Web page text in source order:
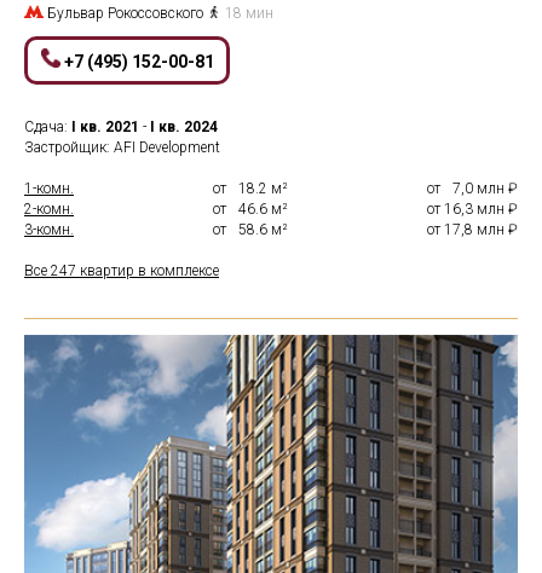
Бульвар Рокоссовского 18 мин
+7 (495) 152-00-81
Сдача: I кв. 2021 - I кв. 2024
Застройщик: AFI Development
1-комн. от 18.2 м² от
7,0 млн ₽
2-комн.
от 46.6 м²
от 16,3 млн ₽
3-комн.
от 58.6 м² от 17,8 млн ₽
Все 247 квартир в комплексе